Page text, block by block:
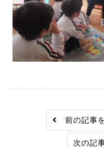
前の記事
次の記